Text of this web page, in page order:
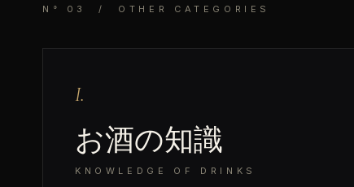
N° 03 / OTHER CATEGORIES
I.
お酒の知識
KNOWLEDGE OF DRINKS